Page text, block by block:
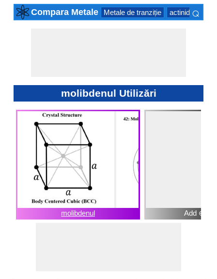
Compara Metale Metale de tranziție actinide Series
⌕
molibdenul Utilizări
molibdenul Add ⊕